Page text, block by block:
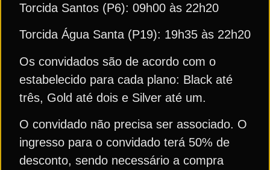
Torcida Santos (P6): 09h00 às 22h20
Torcida Água Santa (P19): 19h35 às 22h20
Os convidados são de acordo com o
estabelecido para cada plano: Black até
três, Gold até dois e Silver até um.
O convidado não precisa ser associado. O
ingresso para o convidado terá 50% de
desconto, sendo necessário a compra